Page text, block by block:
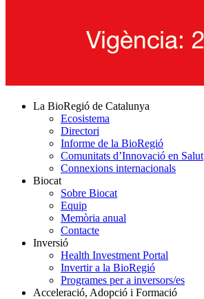
La BioRegió de Catalunya
Ecosistema
Directori
Informe de la BioRegió
Comunitats d’Innovació en Salut
Connexions internacionals
Biocat
Sobre Biocat
Equip
Memòria anual
Contacte
Inversió
Health Investment Portal
Invertir a la BioRegió
Programes per a inversors/es
Acceleració, Adopció i Formació